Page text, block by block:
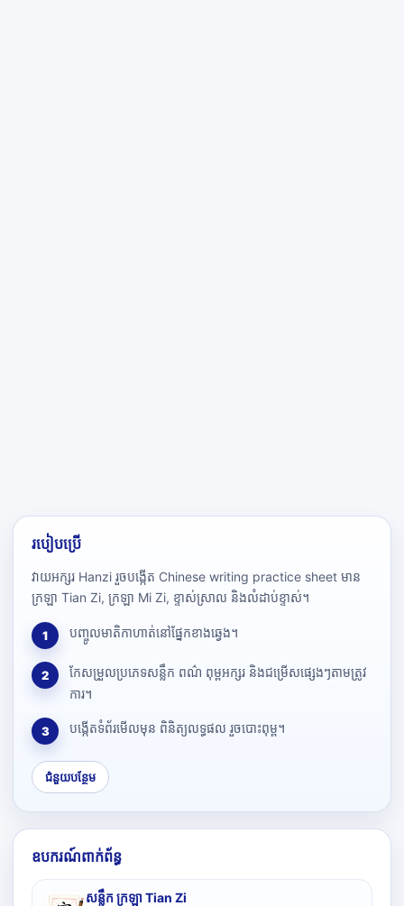
របៀបប្រើ
វាយអក្សរ Hanzi រួចបង្កើត Chinese writing practice sheet មាន
ក្រឡា Tian Zi, ក្រឡា Mi Zi, ខ្ទាស់ស្រាល និងលំដាប់ខ្ទាស់។
1 បញ្ចូលមាតិកាហាត់នៅផ្នែកខាងឆ្វេង។
2
កែសម្រួលប្រភេទសន្លឹក ពណ៌ ពុម្ពអក្សរ និងជម្រើសផ្សេងៗតាមត្រូវ
ការ។
3 បង្កើតទំព័រមើលមុន ពិនិត្យលទ្ធផល រួចបោះពុម្ព។
ជំនួយបន្ថែម
ឧបករណ៍ពាក់ព័ន្ធ
សន្លឹក ក្រឡា Tian Zi